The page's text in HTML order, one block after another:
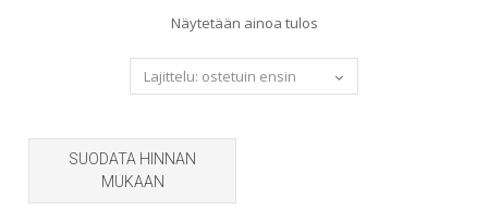
Näytetään ainoa tulos
SUODATA HINNAN
MUKAAN